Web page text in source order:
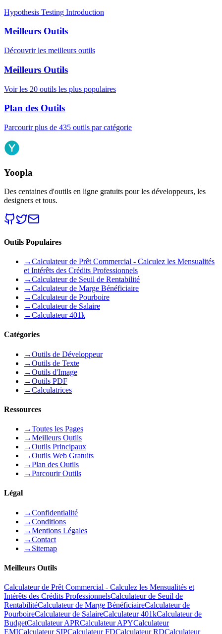
Hypothesis Testing Introduction
Meilleurs Outils
Découvrir les meilleurs outils
Meilleurs Outils
Voir les 20 outils les plus populaires
Plan des Outils
Parcourir plus de 435 outils par catégorie
Yoopla
Des centaines d'outils en ligne gratuits pour les développeurs, les
designers et tous.
Outils Populaires
→Calculateur de Prêt Commercial - Calculez les Mensualités
et Intérêts des Crédits Professionnels
→Calculateur de Seuil de Rentabilité
→Calculateur de Marge Bénéficiaire
→Calculateur de Pourboire
→Calculateur de Salaire
→Calculateur 401k
Catégories
→Outils de Développeur
→Outils de Texte
→Outils d'Image
→Outils PDF
→Calculatrices
Ressources
→Toutes les Pages
→Meilleurs Outils
→Outils Principaux
→Outils Web Gratuits
→Plan des Outils
→Parcourir Outils
Légal
→Confidentialité
→Conditions
→Mentions Légales
→Contact
→ Sitemap
Meilleurs Outils
Calculateur de Prêt Commercial - Calculez les Mensualités et
Intérêts des Crédits ProfessionnelsCalculateur de Seuil de
RentabilitéCalculateur de Marge BénéficiaireCalculateur de
PourboireCalculateur de SalaireCalculateur 401kCalculateur de
BudgetCalculateur APRCalculateur APYCalculateur
EMICalculateur SIPCalculateur FDCalculateur RDCalculateur